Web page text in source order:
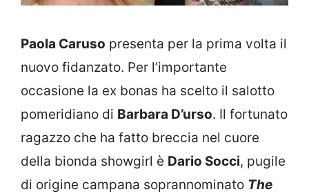
Paola Caruso presenta per la prima volta il
nuovo fidanzato. Per l’importante
occasione la ex bonas ha scelto il salotto
pomeridiano di Barbara D’urso. Il fortunato
ragazzo che ha fatto breccia nel cuore
della bionda showgirl è Dario Socci, pugile
di origine campana soprannominato The